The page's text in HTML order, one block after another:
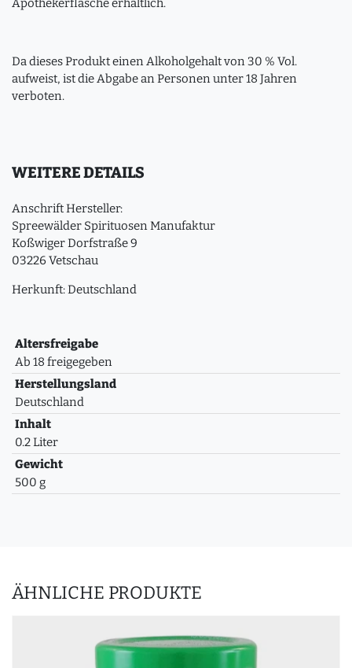
Apothekerflasche erhältlich.
Da dieses Produkt einen Alkoholgehalt von 30 % Vol.
aufweist, ist die Abgabe an Personen unter 18 Jahren
verboten.
WEITERE DETAILS
Anschrift Hersteller:
Spreewälder Spirituosen Manufaktur
Koßwiger Dorfstraße 9
03226 Vetschau
Herkunft: Deutschland
Altersfreigabe
Ab 18 freigegeben
Herstellungsland
Deutschland
Inhalt
0.2 Liter
Gewicht
500 g
ÄHNLICHE PRODUKTE